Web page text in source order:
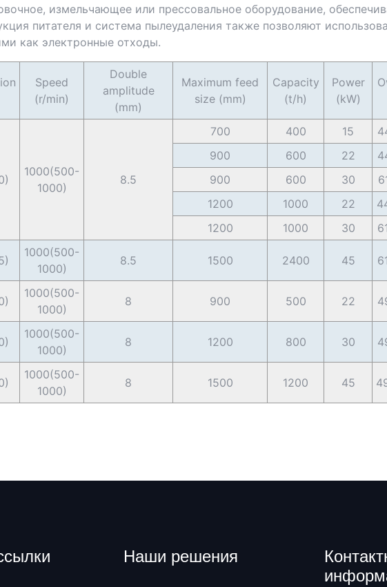
измельчающее или прессовальное оборудование,
питателя и система пылеудаления также позволяют
как электронные отходы.
Speed
(r/min)
Double
amplitude
(mm)
Maximum feed
size (mm)
Capacity
(t/h)
Power
(kW)
1000(500-
1000)
8.5
700 400 15
900 600 22
900 600 30
1200 1000 22
1200 1000 30
1000(500-
1000)
8.5 1500 2400 45
1000(500-
1000)
8 900 500 22
1000(500-
1000)
8 1200 800 30
1000(500-
1000)
8 1500 1200 45
Наши решения